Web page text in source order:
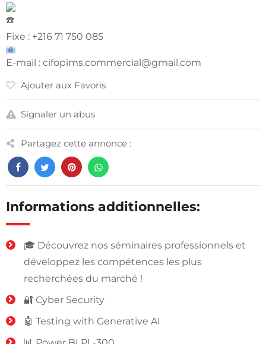
Fixe : +216 71 750 085
E-mail : cifopims.commercial@gmail.com
Ajouter aux Favoris
Signaler un abus
Partagez cette annonce :
Informations additionnelles:
🎓 Découvrez nos séminaires professionnels et
développez les compétences les plus
recherchées du marché !
🔐 Cyber Security
🤖 Testing with Generative AI